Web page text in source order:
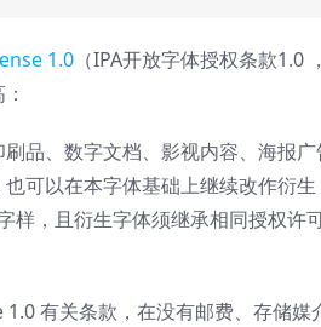
1.0 （IPA开放字体授权条款
品、数字文档、影视内容、海报
可以在本字体基础上继续改作衍
样，且衍生字体须继承相同授权许
有关条款，在没有邮费、存储